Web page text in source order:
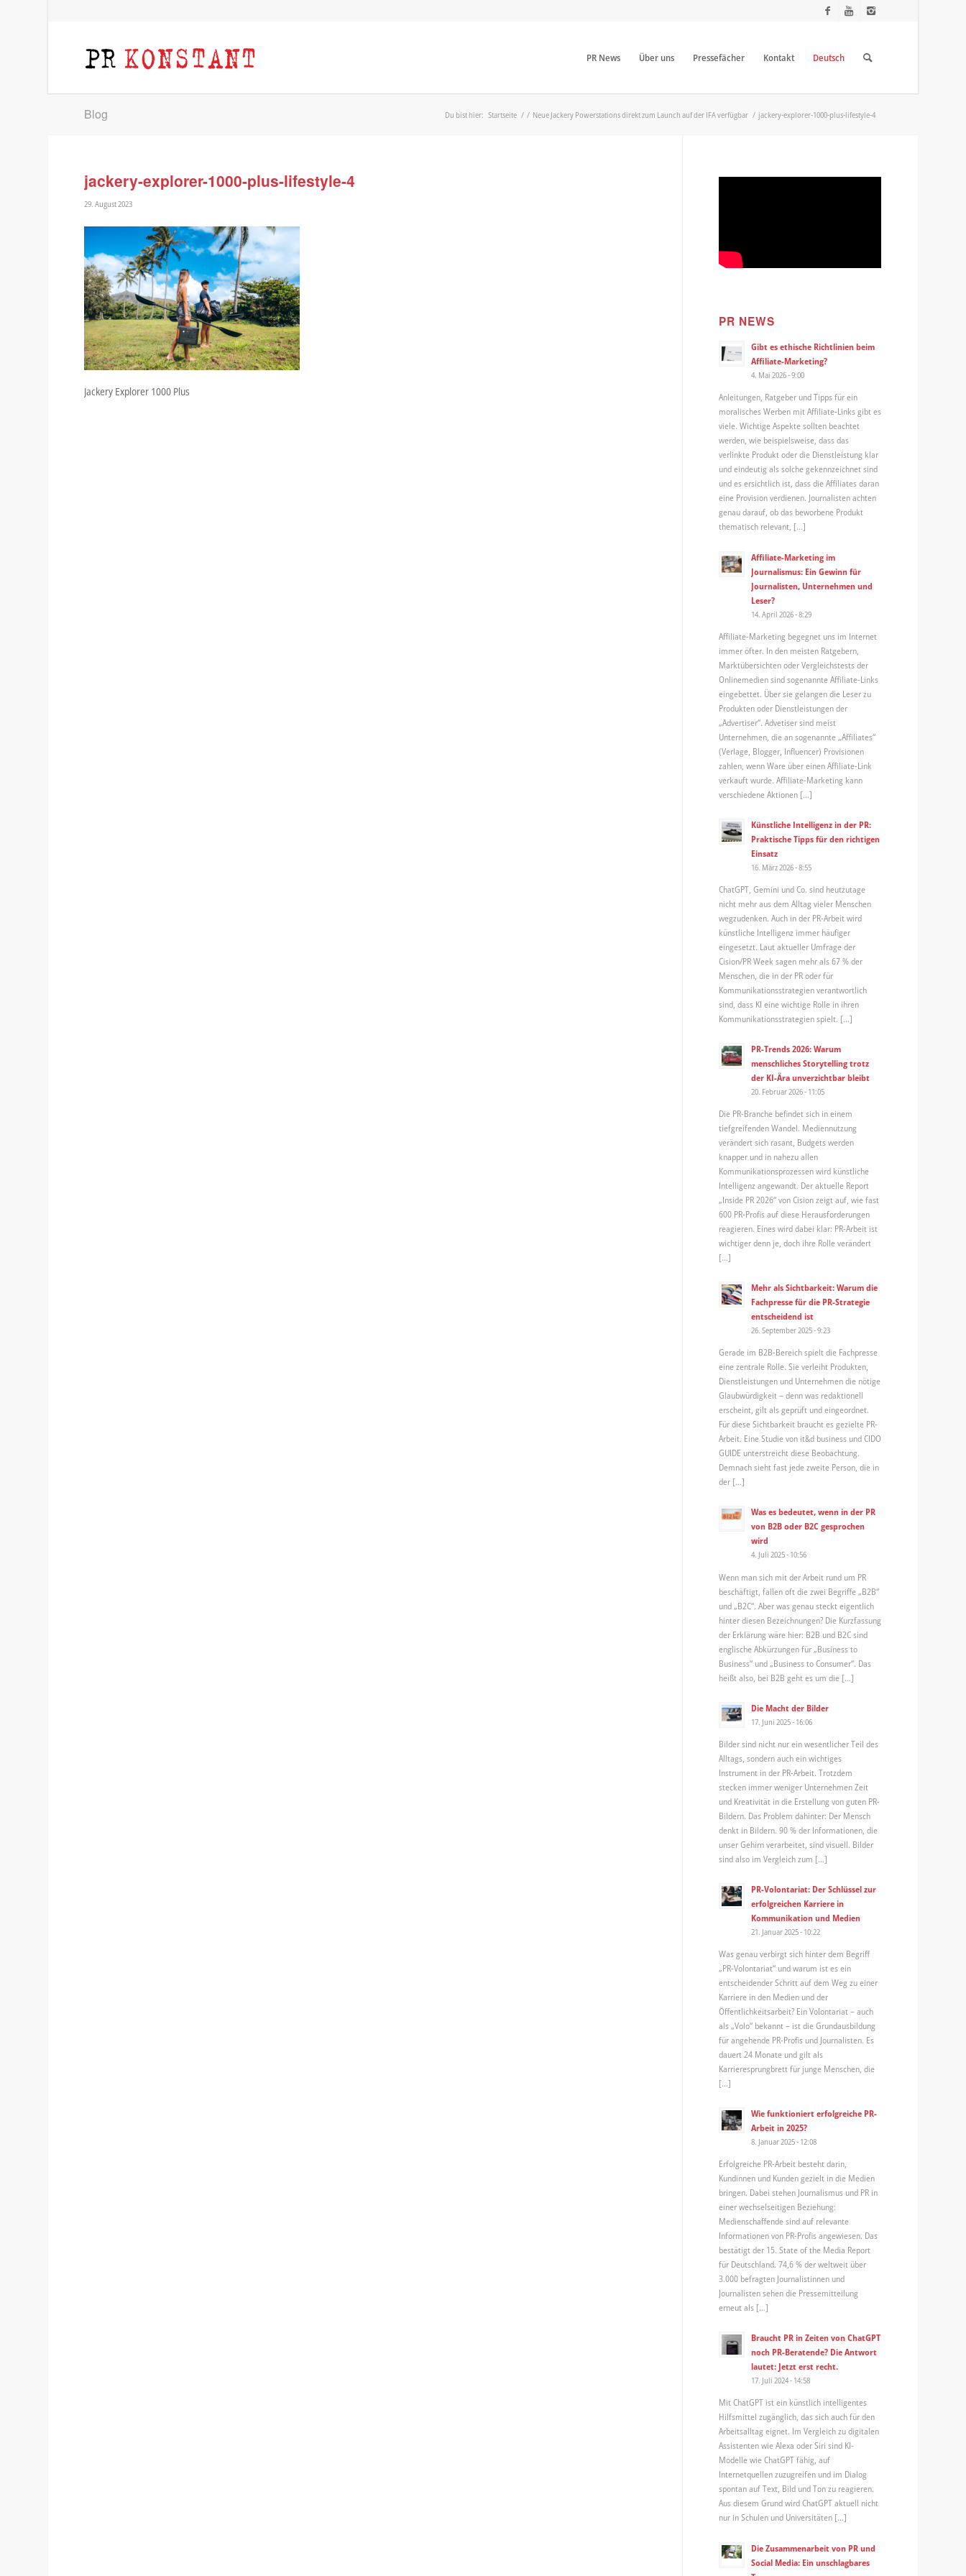
PR News Über uns Pressefächer Kontakt Deutsch
Blog Du bist hier: Startseite / / Neue Jackery Powerstations direkt zum Launch auf der IFA verfügbar / jackery-explorer-1000-plus-lifestyle-4
jackery-explorer-1000-plus-lifestyle-4
29. August 2023
Jackery Explorer 1000 Plus
PR NEWS
Gibt es ethische Richtlinien beim
Affiliate-Marketing?
4. Mai 2026 - 9:00
Anleitungen, Ratgeber und Tipps für ein
moralisches Werben mit Affiliate-Links gibt es
viele. Wichtige Aspekte sollten beachtet
werden, wie beispielsweise, dass das
verlinkte Produkt oder die Dienstleistung klar
und eindeutig als solche gekennzeichnet sind
und es ersichtlich ist, dass die Affiliates daran
eine Provision verdienen. Journalisten achten
genau darauf, ob das beworbene Produkt
thematisch relevant, […]
Affiliate-Marketing im
Journalismus: Ein Gewinn für
Journalisten, Unternehmen und
Leser?
14. April 2026 - 8:29
Affiliate-Marketing begegnet uns im Internet
immer öfter. In den meisten Ratgebern,
Marktübersichten oder Vergleichstests der
Onlinemedien sind sogenannte Affiliate-Links
eingebettet. Über sie gelangen die Leser zu
Produkten oder Dienstleistungen der
„Advertiser“. Advetiser sind meist
Unternehmen, die an sogenannte „Affiliates“
(Verlage, Blogger, Influencer) Provisionen
zahlen, wenn Ware über einen Affiliate-Link
verkauft wurde. Affiliate-Marketing kann
verschiedene Aktionen […]
Künstliche Intelligenz in der PR:
Praktische Tipps für den richtigen
Einsatz
16. März 2026 - 8:55
ChatGPT, Gemini und Co. sind heutzutage
nicht mehr aus dem Alltag vieler Menschen
wegzudenken. Auch in der PR-Arbeit wird
künstliche Intelligenz immer häufiger
eingesetzt. Laut aktueller Umfrage der
Cision/PR Week sagen mehr als 67 % der
Menschen, die in der PR oder für
Kommunikationsstrategien verantwortlich
sind, dass KI eine wichtige Rolle in ihren
Kommunikationsstrategien spielt. […]
PR-Trends 2026: Warum
menschliches Storytelling trotz
der KI-Ära unverzichtbar bleibt
20. Februar 2026 - 11:05
Die PR-Branche befindet sich in einem
tiefgreifenden Wandel. Mediennutzung
verändert sich rasant, Budgets werden
knapper und in nahezu allen
Kommunikationsprozessen wird künstliche
Intelligenz angewandt. Der aktuelle Report
„Inside PR 2026“ von Cision zeigt auf, wie fast
600 PR-Profis auf diese Herausforderungen
reagieren. Eines wird dabei klar: PR-Arbeit ist
wichtiger denn je, doch ihre Rolle verändert
[…]
Mehr als Sichtbarkeit: Warum die
Fachpresse für die PR-Strategie
entscheidend ist
26. September 2025 - 9:23
Gerade im B2B-Bereich spielt die Fachpresse
eine zentrale Rolle. Sie verleiht Produkten,
Dienstleistungen und Unternehmen die nötige
Glaubwürdigkeit – denn was redaktionell
erscheint, gilt als geprüft und eingeordnet.
Für diese Sichtbarkeit braucht es gezielte PR-
Arbeit. Eine Studie von it&d business und CIDO
GUIDE unterstreicht diese Beobachtung.
Demnach sieht fast jede zweite Person, die in
der […]
Was es bedeutet, wenn in der PR
von B2B oder B2C gesprochen
wird
4. Juli 2025 - 10:56
Wenn man sich mit der Arbeit rund um PR
beschäftigt, fallen oft die zwei Begriffe „B2B“
und „B2C“. Aber was genau steckt eigentlich
hinter diesen Bezeichnungen? Die Kurzfassung
der Erklärung wäre hier: B2B und B2C sind
englische Abkürzungen für „Business to
Business“ und „Business to Consumer“. Das
heißt also, bei B2B geht es um die […]
Die Macht der Bilder
17. Juni 2025 - 16:06
Bilder sind nicht nur ein wesentlicher Teil des
Alltags, sondern auch ein wichtiges
Instrument in der PR-Arbeit. Trotzdem
stecken immer weniger Unternehmen Zeit
und Kreativität in die Erstellung von guten PR-
Bildern. Das Problem dahinter: Der Mensch
denkt in Bildern. 90 % der Informationen, die
unser Gehirn verarbeitet, sind visuell. Bilder
sind also im Vergleich zum […]
PR-Volontariat: Der Schlüssel zur
erfolgreichen Karriere in
Kommunikation und Medien
21. Januar 2025 - 10:22
Was genau verbirgt sich hinter dem Begriff
„PR-Volontariat“ und warum ist es ein
entscheidender Schritt auf dem Weg zu einer
Karriere in den Medien und der
Öffentlichkeitsarbeit? Ein Volontariat – auch
als „Volo“ bekannt – ist die Grundausbildung
für angehende PR-Profis und Journalisten. Es
dauert 24 Monate und gilt als
Karrieresprungbrett für junge Menschen, die
[…]
Wie funktioniert erfolgreiche PR-
Arbeit in 2025?
8. Januar 2025 - 12:08
Erfolgreiche PR-Arbeit besteht darin,
Kundinnen und Kunden gezielt in die Medien
bringen. Dabei stehen Journalismus und PR in
einer wechselseitigen Beziehung:
Medienschaffende sind auf relevante
Informationen von PR-Profis angewiesen. Das
bestätigt der 15. State of the Media Report
für Deutschland. 74,6 % der weltweit über
3.000 befragten Journalistinnen und
Journalisten sehen die Pressemitteilung
erneut als […]
Braucht PR in Zeiten von ChatGPT
noch PR-Beratende? Die Antwort
lautet: Jetzt erst recht.
17. Juli 2024 - 14:58
Mit ChatGPT ist ein künstlich intelligentes
Hilfsmittel zugänglich, das sich auch für den
Arbeitsalltag eignet. Im Vergleich zu digitalen
Assistenten wie Alexa oder Siri sind KI-
Modelle wie ChatGPT fähig, auf
Internetquellen zuzugreifen und im Dialog
spontan auf Text, Bild und Ton zu reagieren.
Aus diesem Grund wird ChatGPT aktuell nicht
nur in Schulen und Universitäten […]
Die Zusammenarbeit von PR und
Social Media: Ein unschlagbares